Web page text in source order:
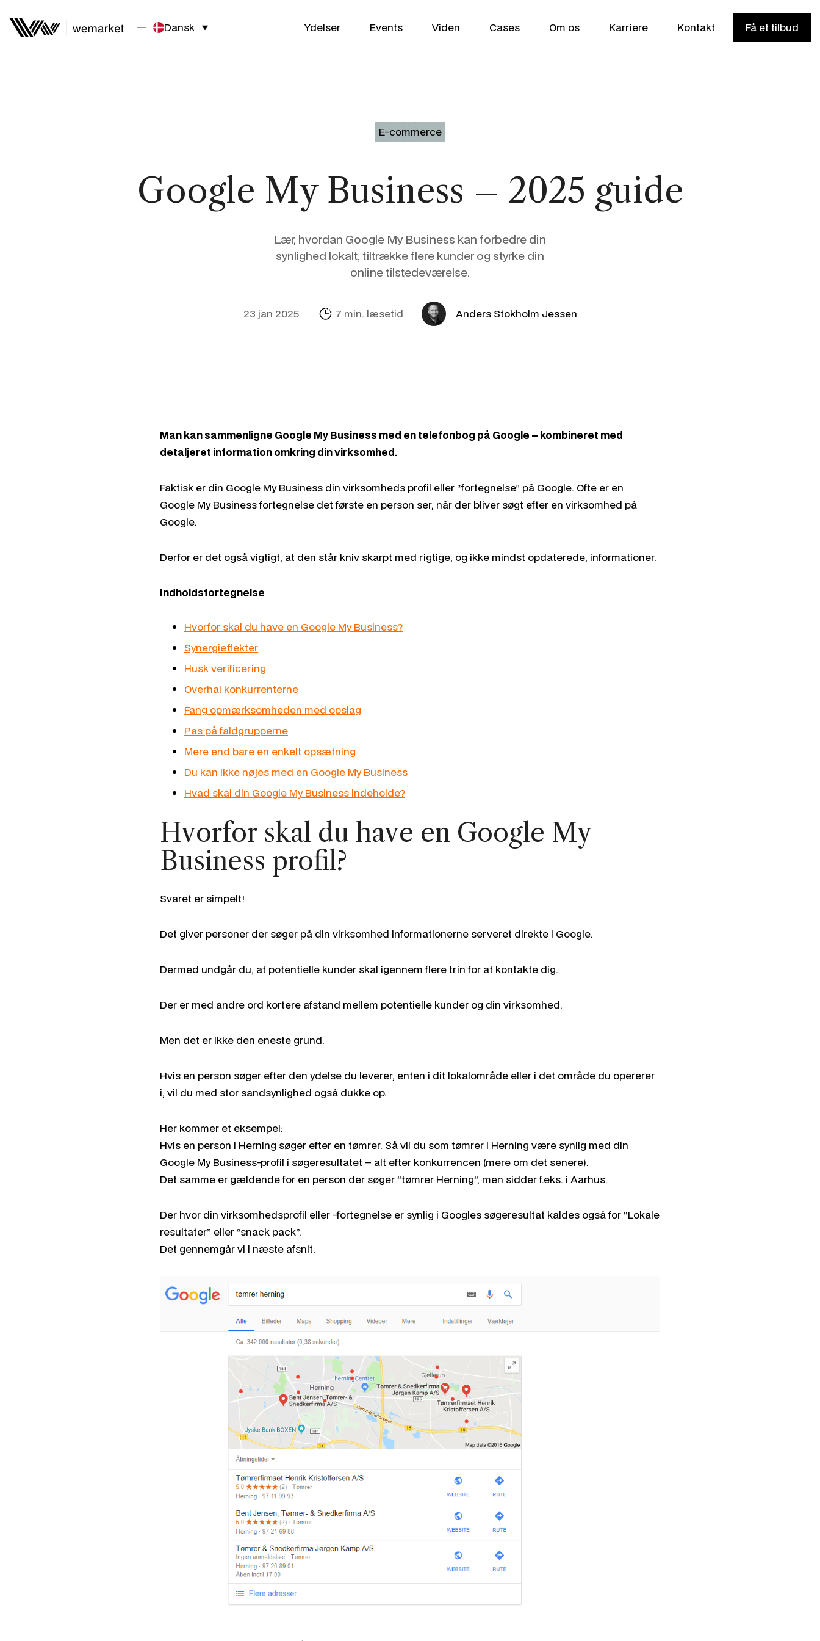
VækstPartner
SEO / GEO
Social Media
AI
Amazon
Internationalisering
AI-kollega
Shopify
Klaviyo
Looker Studio
Synlighed i LLM'er
Dansk Ydelser Events Viden Cases Om os Karriere Kontakt Få et tilbud
E-commerce
Google My Business – 2025 guide
Lær, hvordan Google My Business kan forbedre din
synlighed lokalt, tiltrække flere kunder og styrke din
online tilstedeværelse.
23 jan 2025 7 min. læsetid Anders Stokholm Jessen
Man kan sammenligne Google My Business med en telefonbog på Google – kombineret med
detaljeret information omkring din virksomhed.
Faktisk er din Google My Business din virksomheds profil eller “fortegnelse” på Google. Ofte er en
Google My Business fortegnelse det første en person ser, når der bliver søgt efter en virksomhed på
Google.
Derfor er det også vigtigt, at den står kniv skarpt med rigtige, og ikke mindst opdaterede, informationer.
Indholdsfortegnelse
Hvorfor skal du have en Google My Business?
Synergieffekter
Husk verificering
Overhal konkurrenterne
Fang opmærksomheden med opslag
Pas på faldgrupperne
Mere end bare en enkelt opsætning
Du kan ikke nøjes med en Google My Business
Hvad skal din Google My Business indeholde?
Hvorfor skal du have en Google My
Business profil?
Svaret er simpelt!
Det giver personer der søger på din virksomhed informationerne serveret direkte i Google.
Dermed undgår du, at potentielle kunder skal igennem flere trin for at kontakte dig.
Der er med andre ord kortere afstand mellem potentielle kunder og din virksomhed.
Men det er ikke den eneste grund.
Hvis en person søger efter den ydelse du leverer, enten i dit lokalområde eller i det område du opererer
i, vil du med stor sandsynlighed også dukke op.
Her kommer et eksempel:
Hvis en person i Herning søger efter en tømrer. Så vil du som tømrer i Herning være synlig med din
Google My Business-profil i søgeresultatet – alt efter konkurrencen (mere om det senere).
Det samme er gældende for en person der søger ”tømrer Herning”, men sidder f.eks. i Aarhus.
Der hvor din virksomhedsprofil eller -fortegnelse er synlig i Googles søgeresultat kaldes også for “Lokale
resultater” eller “snack pack”.
Det gennemgår vi i næste afsnit.